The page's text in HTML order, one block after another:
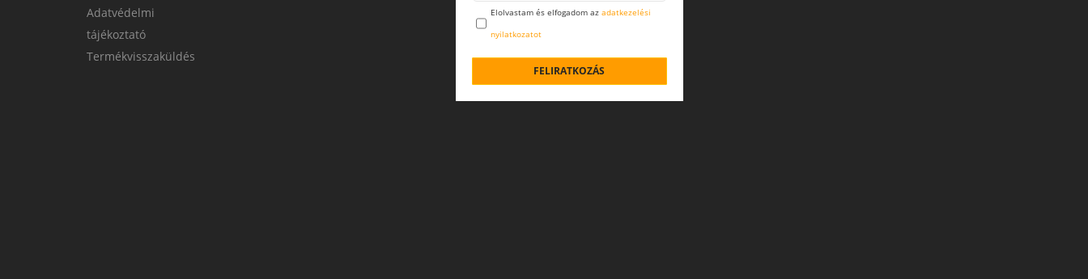
Adatvédelmi
tájékoztató
Termékvisszaküldés
Elolvastam és elfogadom az adatkezelési
nyilatkozatot
FELIRATKOZÁS